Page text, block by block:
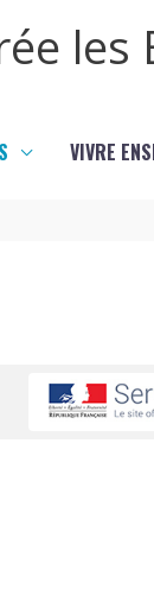
les
VIVRE